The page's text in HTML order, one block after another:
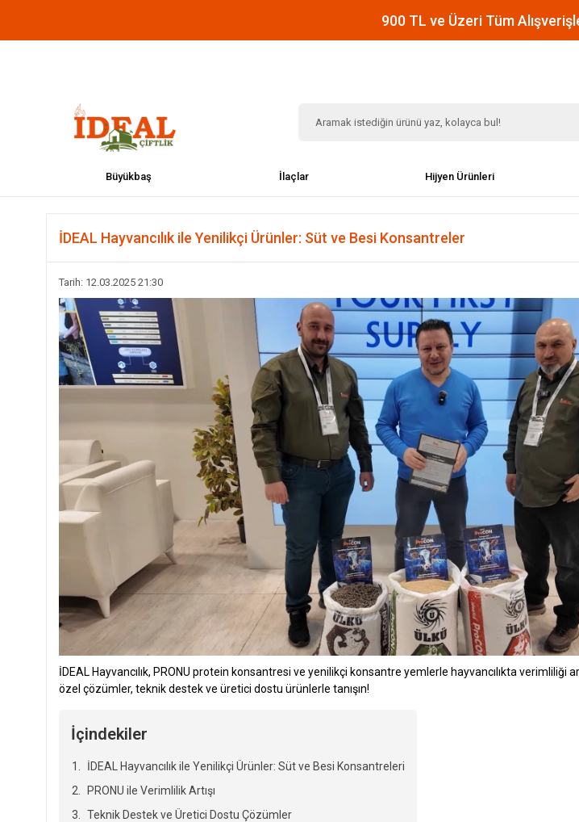
900 TL ve Üzeri Tüm
Büyükbaş İlaçlar Hijyen Ürünleri
İDEAL Hayvancılık ile Yenilikçi Ürünler: Süt ve Besi Konsantreler
Tarih: 12.03.2025 21:30
İDEAL Hayvancılık, PRONU protein konsantresi ve yenilikçi konsantre yemlerle hayvancılıkta verimliliği
özel çözümler, teknik destek ve üretici dostu ürünlerle tanışın!
İçindekiler
İDEAL Hayvancılık ile Yenilikçi Ürünler: Süt ve Besi Konsantreleri
PRONU ile Verimlilik Artışı
Teknik Destek ve Üretici Dostu Çözümler